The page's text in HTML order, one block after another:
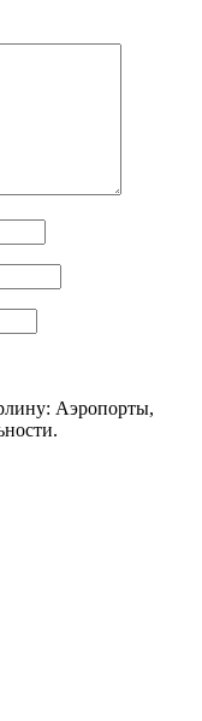
Аэропорты,